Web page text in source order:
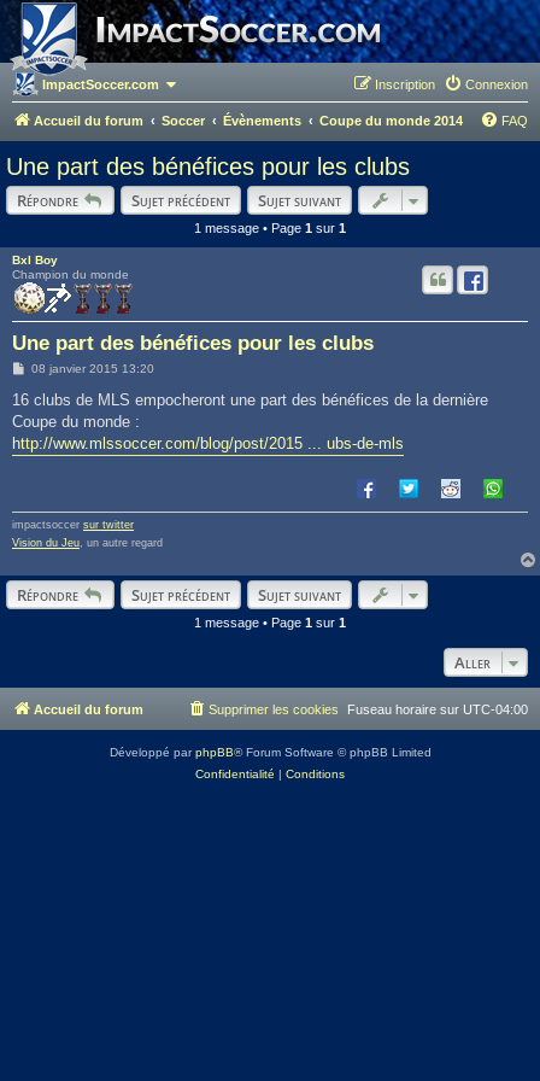
ImpactSoccer.com Connexion
Inscription
Accueil du forum Soccer Évènements Coupe du monde 2014 FAQ
Une part des bénéfices pour les clubs
Répondre Sujet précédent Sujet suivant
1 message • Page 1 sur 1
Bxl Boy
Champion du monde
Une part des bénéfices pour les clubs
M
s
a
g
e
08 janvier 2015 13:20
16 clubs de MLS empocheront une part des bénéfices de la dernière
Coupe du monde :
http://www.mlssoccer.com/blog/post/2015 ... ubs-de-mls
impactsoccer sur twitter
Vision du Jeu , un autre regard
Répondre Sujet précédent Sujet suivant
1 message • Page 1 sur 1
Aller
Accueil du forum Fuseau horaire sur UTC-04:00
Supprimer les cookies
Développé parphpBB® Forum Software © phpBB Limited
Confidentialité | Conditions